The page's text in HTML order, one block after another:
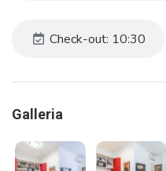
Il prezzo dell'appartamento
Check-out: 10:30
Galleria